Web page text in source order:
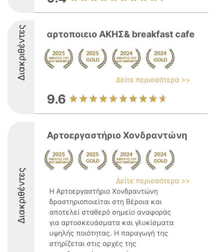
Διακριθέντες αρτοποιειο ΑΚΗΣ& breakfast cafe
Δείτε περισσότερα >>
9.6
Διακριθέντες
Αρτοεργαστήριο Χονδραντώνη
Δείτε περισσότερα >>
Η Αρτοεργαστήριο Χονδραντώνη
δραστηριοποιείται στη Βέροια και
αποτελεί σταθερό σημείο αναφοράς
για αρτοσκευάσματα και γλυκίσματα
υψηλής ποιότητας. Η παραγωγή της
στηρίζεται στις αρχές της